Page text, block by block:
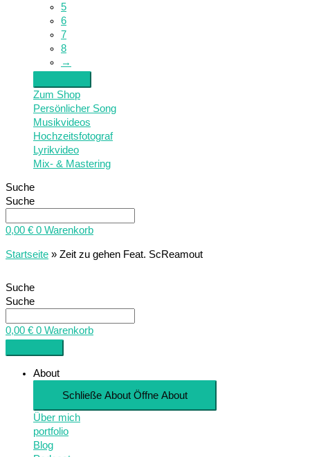
5
6
7
8
→
Zum Shop
Persönlicher Song
Musikvideos
Hochzeitsfotograf
Lyrikvideo
Mix- & Mastering
Suche
Suche
0,00 € 0 Warenkorb
Startseite » Zeit zu gehen Feat. ScReamout
Suche
Suche
0,00 € 0 Warenkorb
About
Schließe About Öffne About
Über mich
portfolio
Blog